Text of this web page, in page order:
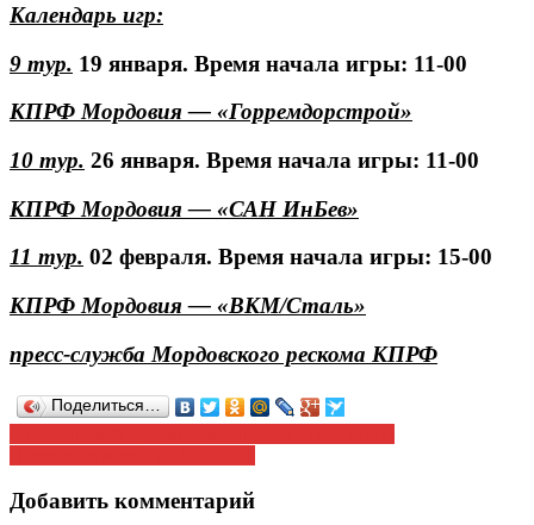
Календарь игр:
9 тур. 19 января. Время начала игры: 11-00
КПРФ Мордовия — «Горремдорстрой»
10 тур. 26 января. Время начала игры: 11-00
КПРФ Мордовия — «САН ИнБев»
11 тур. 02 февраля. Время начала игры: 15-00
КПРФ Мордовия — «ВКМ/Сталь»
пресс-служба Мордовского рескома КПРФ
Поделиться…
Навигация
по
записям
Добавить комментарий